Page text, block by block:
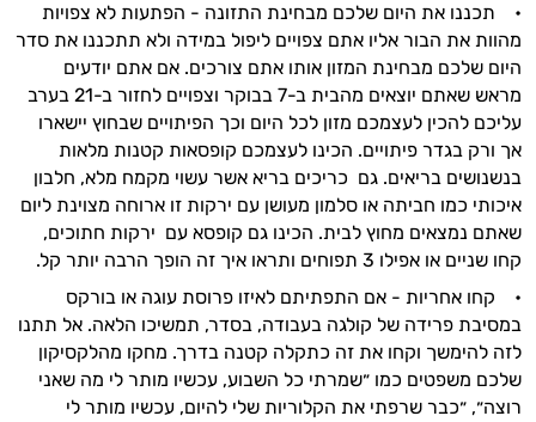
• תכננו את היום שלכם מבחינת התזונה - הפתעות לא צפויות
מהוות את הבור אליו אתם צפויים ליפול במידה ולא תתכננו את סדר
היום שלכם מבחינת המזון אותו אתם צורכים. אם אתם יודעים
מראש שאתם יוצאים מהבית ב-7 בבוקר וצפויים לחזור ב-21 בערב
עליכם להכין לעצמכם מזון לכל היום וכך הפיתויים שבחוץ יישארו
אך ורק בגדר פיתויים. הכינו לעצמכם קופסאות קטנות מלאות
בנשנושים בריאים. גם כריכים בריא אשר עשוי מקמח מלא, חלבון
איכותי כמו חביתה או סלמון מעושן עם ירקות זו ארוחה מצוינת ליום
שאתם נמצאים מחוץ לבית. הכינו גם קופסא עם ירקות חתוכים,
קחו שניים או אפילו 3 תפוחים ותראו איך זה הופך הרבה יותר קל.
• קחו אחריות - אם התפתיתם לאיזו פרוסת עוגה או בורקס
במסיבת פרידה של קולגה בעבודה, בסדר, תמשיכו הלאה. אל תתנו
לזה להימשך וקחו את זה כתקלה קטנה בדרך. מחקו מהלקסיקון
שלכם משפטים כמו ״שמרתי כל השבוע, עכשיו מותר לי מה שאני
רוצה״, ״כבר שרפתי את הקלוריות שלי להיום, עכשיו מותר לי